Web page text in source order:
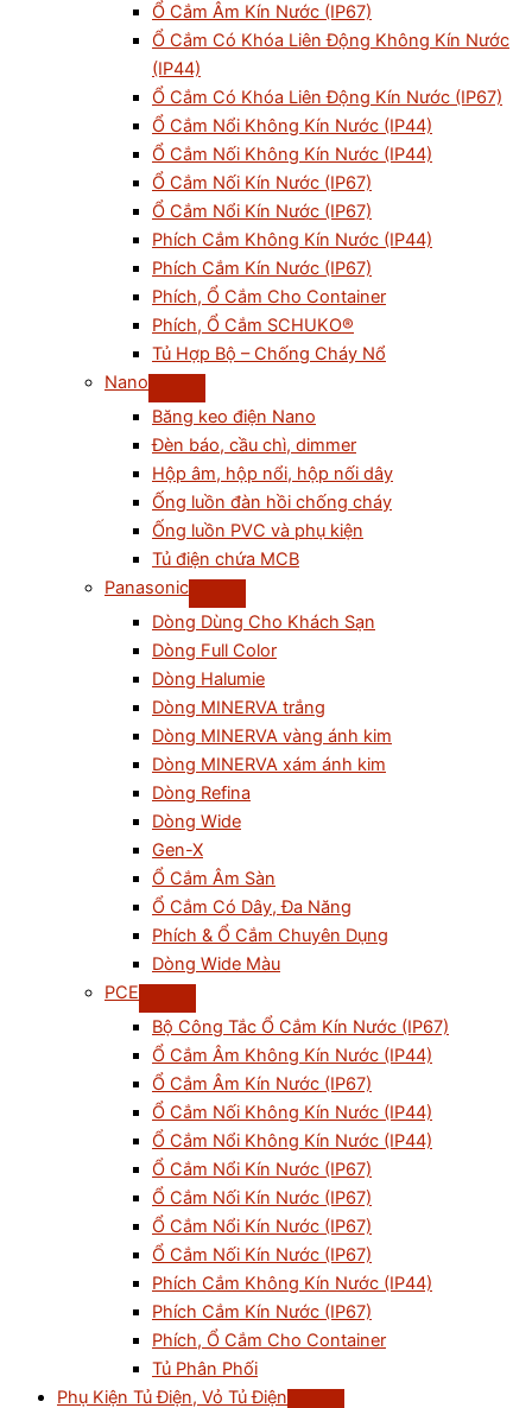
Ổ Cắm Âm Kín Nước (IP67)
Ổ Cắm Có Khóa Liên Động Không Kín Nước
(IP44)
Ổ Cắm Có Khóa Liên Động Kín Nước (IP67)
Ổ Cắm Nổi Không Kín Nước (IP44)
Ổ Cắm Nối Không Kín Nước (IP44)
Ổ Cắm Nối Kín Nước (IP67)
Ổ Cắm Nổi Kín Nước (IP67)
Phích Cắm Không Kín Nước (IP44)
Phích Cắm Kín Nước (IP67)
Phích, Ổ Cắm Cho Container
Phích, Ổ Cắm SCHUKO®
Tủ Hợp Bộ – Chống Cháy Nổ
Nano
Băng keo điện Nano
Đèn báo, cầu chì, dimmer
Hộp âm, hộp nổi, hộp nối dây
Ống luồn đàn hồi chống cháy
Ống luồn PVC và phụ kiện
Tủ điện chứa MCB
Panasonic
Dòng Dùng Cho Khách Sạn
Dòng Full Color
Dòng Halumie
Dòng MINERVA trắng
Dòng MINERVA vàng ánh kim
Dòng MINERVA xám ánh kim
Dòng Refina
Dòng Wide
Gen-X
Ổ Cắm Âm Sàn
Ổ Cắm Có Dây, Đa Năng
Phích & Ổ Cắm Chuyên Dụng
Dòng Wide Màu
PCE
Bộ Công Tắc Ổ Cắm Kín Nước (IP67)
Ổ Cắm Âm Không Kín Nước (IP44)
Ổ Cắm Âm Kín Nước (IP67)
Ổ Cắm Nối Không Kín Nước (IP44)
Ổ Cắm Nổi Không Kín Nước (IP44)
Ổ Cắm Nổi Kín Nước (IP67)
Ổ Cắm Nối Kín Nước (IP67)
Ổ Cắm Nổi Kín Nước (IP67)
Ổ Cắm Nối Kín Nước (IP67)
Phích Cắm Không Kín Nước (IP44)
Phích Cắm Kín Nước (IP67)
Phích, Ổ Cắm Cho Container
Tủ Phân Phối
Phụ Kiện Tủ Điện, Vỏ Tủ Điện